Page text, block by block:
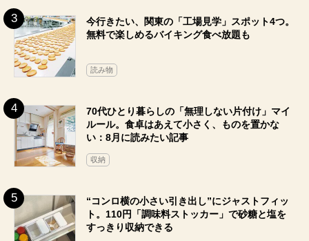
今行きたい、関東の「工場見学」スポット4つ。
無料で楽しめるバイキング食べ放題も
読み物
70代ひとり暮らしの「無理しない片付け」マイ
ルール。食卓はあえて小さく、ものを置かな
い：8月に読みたい記事
収納
“コンロ横の小さい引き出し”にジャストフィッ
ト。110円「調味料ストッカー」で砂糖と塩を
すっきり収納できる